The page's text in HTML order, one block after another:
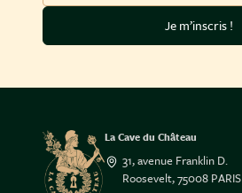
Je m’inscris !
La Cave du Château
31, avenue Franklin D.
Roosevelt, 75008 PARIS